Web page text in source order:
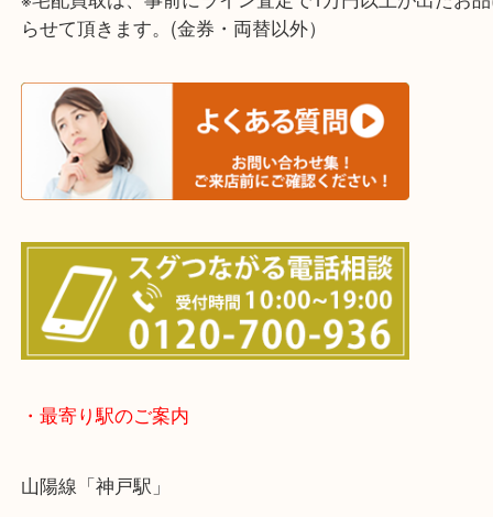
※宅配買取は、事前にライン査定で1万円以上が出
らせて頂きます。(金券・両替以外）